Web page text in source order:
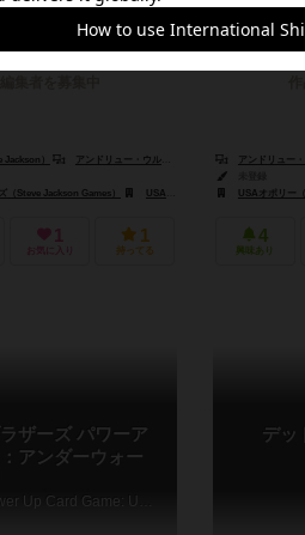
Jackson）
アンドリュー・ウルフ（Andrew Wolf）
（Steve Jackson Games）
USAオポリー（USAopoly）
1
お気に入り
1
持ってる
アンドリュー
USAオポリー
4
興味あり
ザーズ パワーア
アンダーウォー
デッ